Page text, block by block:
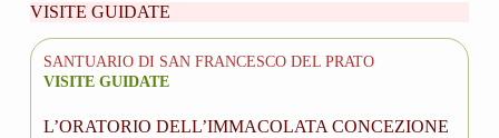
VISITE GUIDATE
SANTUARIO DI SAN FRANCESCO DEL PRATO
VISITE GUIDATE
L’ORATORIO DELL’IMMACOLATA CONCEZIONE